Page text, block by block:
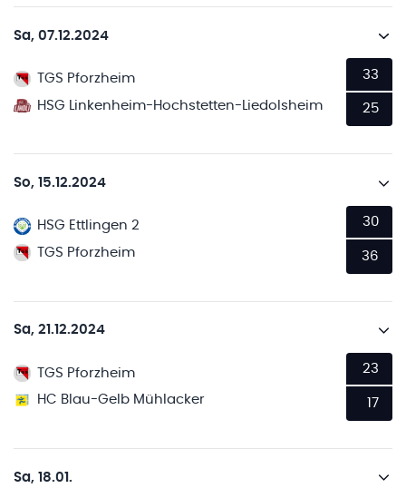
Sa, 07.12.2024
TGS Pforzheim
HSG Linkenheim-Hochstetten-Liedolsheim
33
25
So, 15.12.2024
HSG Ettlingen 2
TGS Pforzheim
30
36
Sa, 21.12.2024
TGS Pforzheim
HC Blau-Gelb Mühlacker
23
17
Sa, 18.01.